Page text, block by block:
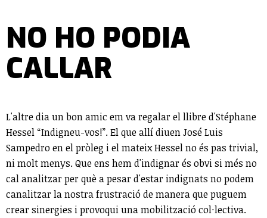
NO HO PODIA
CALLAR
L'altre dia un bon amic em va regalar el llibre d'Stéphane
Hessel “Indigneu-vos!”. El que allí diuen José Luis
Sampedro en el pròleg i el mateix Hessel no és pas trivial,
ni molt menys. Que ens hem d'indignar és obvi si més no
cal analitzar per què a pesar d'estar indignats no podem
canalitzar la nostra frustració de manera que puguem
crear sinergies i provoqui una mobilització col·lectiva.